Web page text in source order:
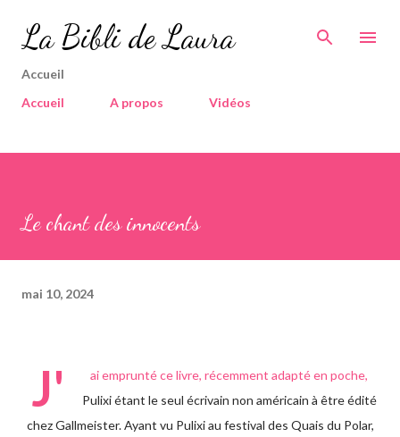
Accéder au contenu principal
La Bibli de Laura
Accueil
Accueil
A propos Vidéos
Le chant des innocents
mai 10, 2024
J'
ai emprunté ce livre, récemment adapté en poche,
Pulixi étant le seul écrivain non américain à être édité
chez Gallmeister. Ayant vu Pulixi au festival des Quais du Polar,